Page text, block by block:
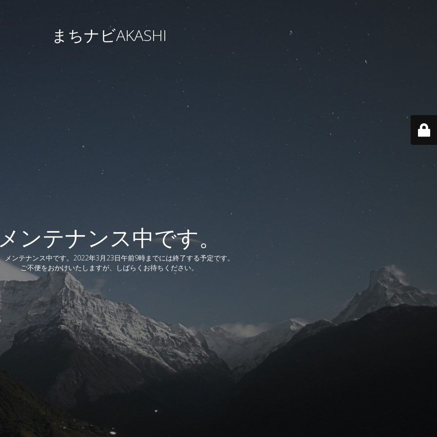
まちナビAKASHI
ンテナンス中です。
メンテナンス中です。2022年3月23日午前9時までには終了する予定です。
ご不便をおかけいたしますが、しばらくお待ちください。